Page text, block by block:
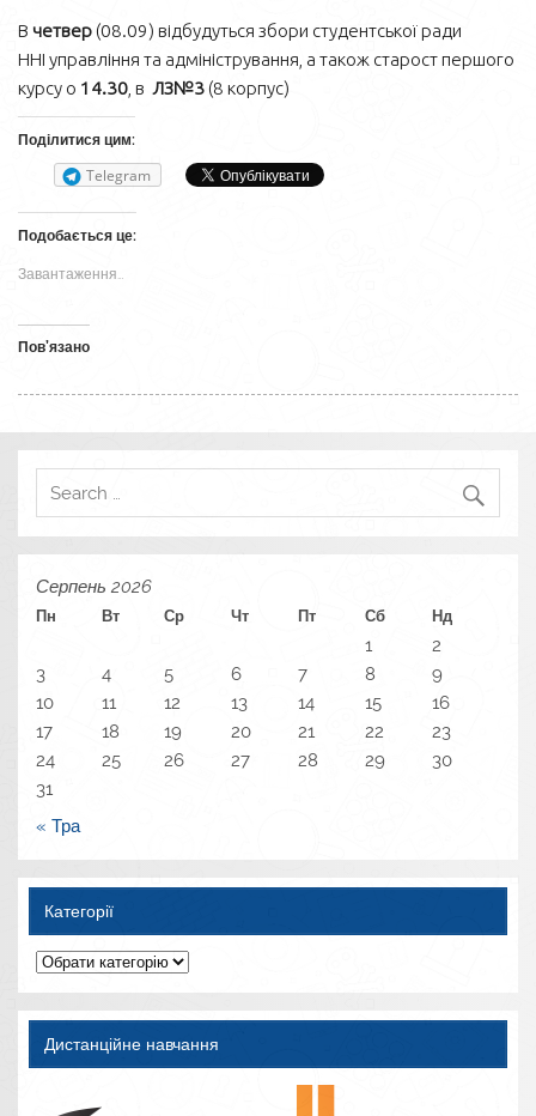
Вчетвер (08.09) відбудуться збори студентської ради
ННІ управління та адміністрування, а також старост першого
курсу о 14.30 , вЛЗ№3 (8 корпус)
Поділитися цим:
Telegram
Подобається це:
Завантаження…
Пов’язано
Серпень 2026
Пн Вт Ср Чт Пт Сб Нд
« Тра
1
2
3
4 5 6 7 8
9
10
11 12 13 14 15
16
17
18 19 20 21 22
23
24
25 26 27 28 29
30
31
Категорії
Категорії
Дистанційне навчання